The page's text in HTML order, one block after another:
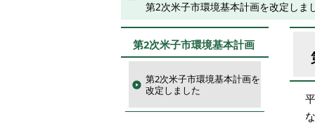
第2次米子市環境基本計画を改定しま
第2次米子市環境基本計画
第2次米子市環境基本計画を
改定しました